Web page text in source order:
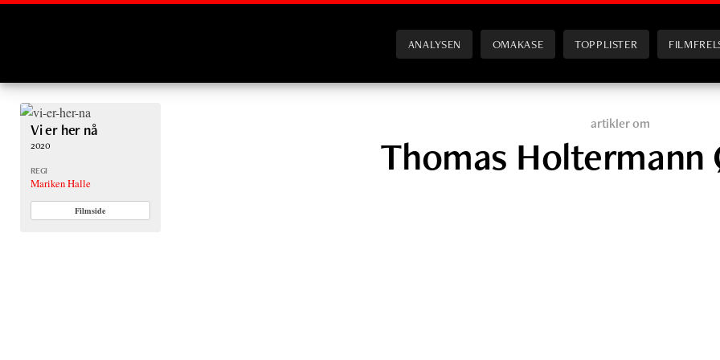
ANALYSEN OMAKASE TOPPLISTER
Vi er her nå
2020
REGI
Mariken Halle
Filmside
artikler om
Thomas